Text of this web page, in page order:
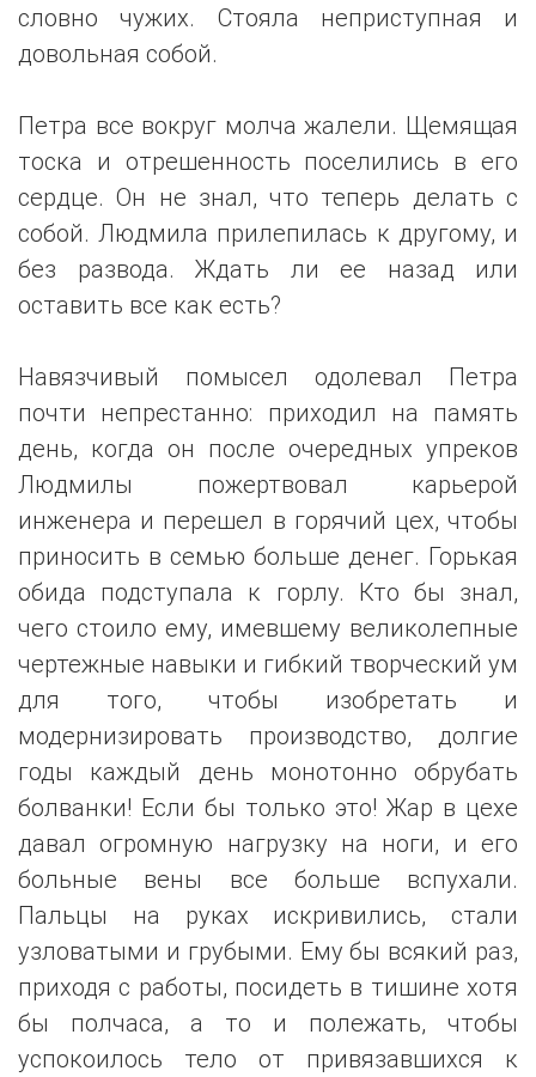
словно чужих. Стояла неприступная и
довольная собой.
Петра все вокруг молча жалели. Щемящая
тоска и отрешенность поселились в его
сердце. Он не знал, что теперь делать с
собой. Людмила прилепилась к другому, и
без развода. Ждать ли ее назад или
оставить все как есть?
Навязчивый помысел одолевал Петра
почти непрестанно: приходил на память
день, когда он после очередных упреков
Людмилы пожертвовал карьерой
инженера и перешел в горячий цех, чтобы
приносить в семью больше денег. Горькая
обида подступала к горлу. Кто бы знал,
чего стоило ему, имевшему великолепные
чертежные навыки и гибкий творческий ум
для того, чтобы изобретать и
модернизировать производство, долгие
годы каждый день монотонно обрубать
болванки! Если бы только это! Жар в цехе
давал огромную нагрузку на ноги, и его
больные вены все больше вспухали.
Пальцы на руках искривились, стали
узловатыми и грубыми. Ему бы всякий раз,
приходя с работы, посидеть в тишине хотя
бы полчаса, а то и полежать, чтобы
успокоилось тело от привязавшихся к